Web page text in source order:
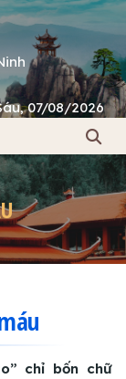
07/08/2026
chỉ bốn chữ